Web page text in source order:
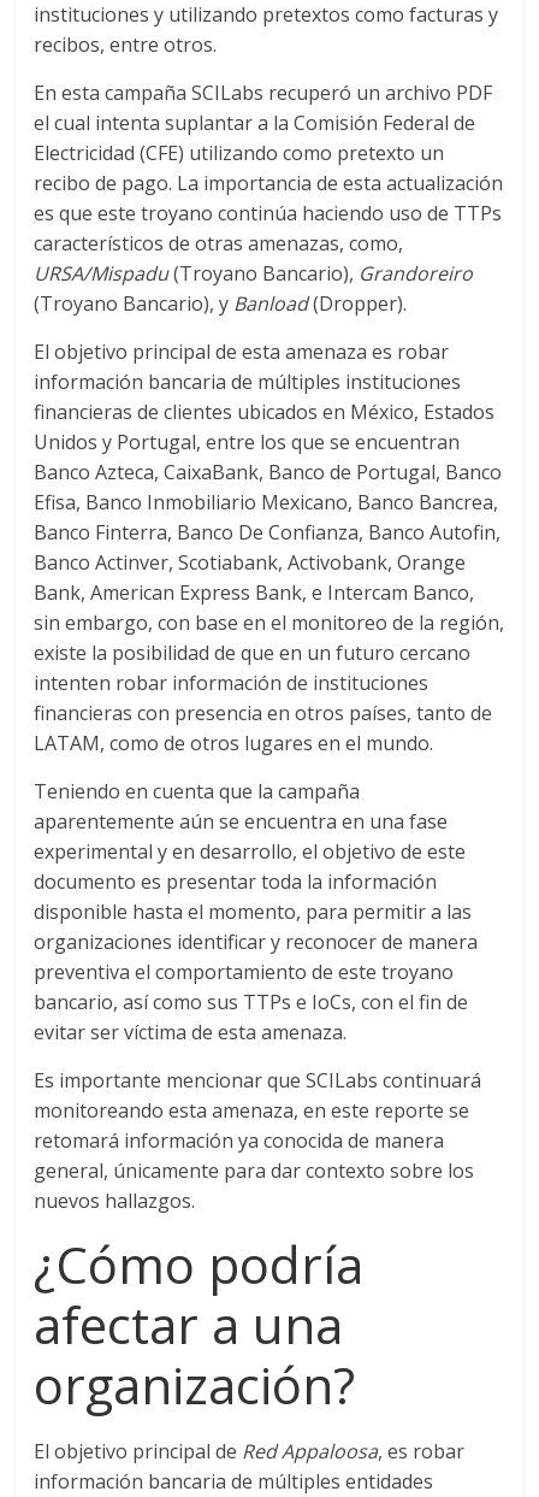
instituciones y utilizando pretextos como facturas y
recibos, entre otros.
En esta campaña SCILabs recuperó un archivo PDF
el cual intenta suplantar a la Comisión Federal de
Electricidad (CFE) utilizando como pretexto un
recibo de pago. La importancia de esta actualización
es que este troyano continúa haciendo uso de TTPs
característicos de otras amenazas, como,
URSA/Mispadu(Troyano Bancario), Grandoreiro
(Troyano Bancario), y Banload(Dropper).
El objetivo principal de esta amenaza es robar
información bancaria de múltiples instituciones
financieras de clientes ubicados en México, Estados
Unidos y Portugal, entre los que se encuentran
Banco Azteca, CaixaBank, Banco de Portugal, Banco
Efisa, Banco Inmobiliario Mexicano, Banco Bancrea,
Banco Finterra, Banco De Confianza, Banco Autofin,
Banco Actinver, Scotiabank, Activobank, Orange
Bank, American Express Bank, e Intercam Banco,
sin embargo, con base en el monitoreo de la región,
existe la posibilidad de que en un futuro cercano
intenten robar información de instituciones
financieras con presencia en otros países, tanto de
LATAM, como de otros lugares en el mundo.
Teniendo en cuenta que la campaña
aparentemente aún se encuentra en una fase
experimental y en desarrollo, el objetivo de este
documento es presentar toda la información
disponible hasta el momento, para permitir a las
organizaciones identificar y reconocer de manera
preventiva el comportamiento de este troyano
bancario, así como sus TTPs e IoCs, con el fin de
evitar ser víctima de esta amenaza.
Es importante mencionar que SCILabs continuará
monitoreando esta amenaza, en este reporte se
retomará información ya conocida de manera
general, únicamente para dar contexto sobre los
nuevos hallazgos.
¿Cómo podría
afectar a una
organización?
El objetivo principal de Red Appaloosa, es robar
información bancaria de múltiples entidades